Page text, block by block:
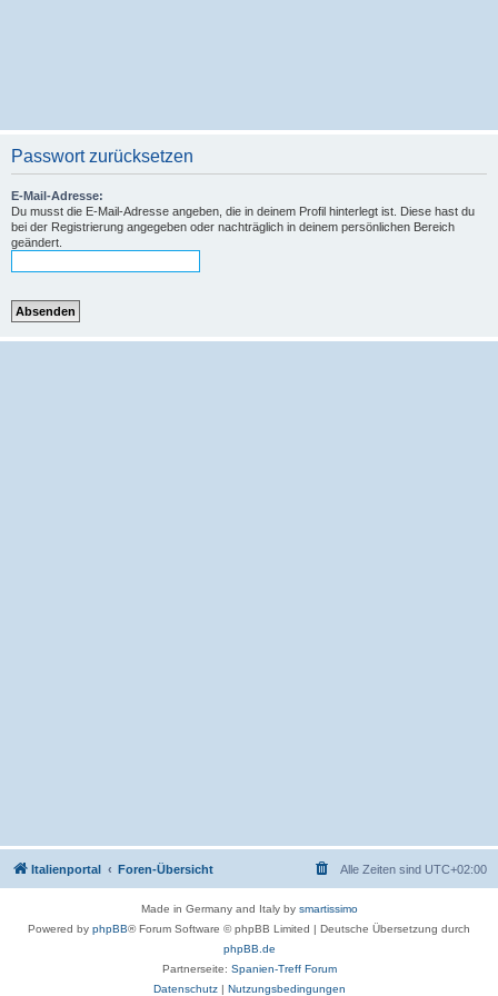
Passwort zurücksetzen
E-Mail-Adresse:
Du musst die E-Mail-Adresse angeben, die in deinem Profil hinterlegt ist. Diese hast du
bei der Registrierung angegeben oder nachträglich in deinem persönlichen Bereich
geändert.
Italienportal Foren-Übersicht Alle Zeiten sind UTC+02:00
Made in Germany and Italy by smartissimo
Powered by phpBB® Forum Software © phpBB Limited | Deutsche Übersetzung durch
phpBB.de
Partnerseite: Spanien-Treff Forum
Datenschutz| Nutzungsbedingungen